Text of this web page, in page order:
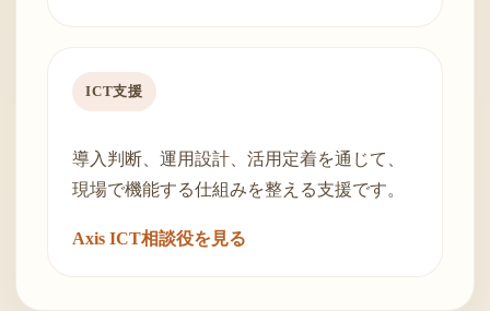
ICT支援
導入判断、運用設計、活用定着を通じて、
現場で機能する仕組みを整える支援です。
Axis ICT相談役を見る